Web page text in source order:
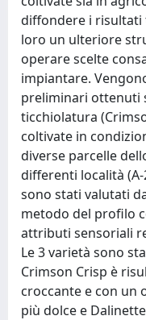
diffondere i
loro un ulteriore
operare scelte
impiantare.
preliminari ottenuti
ticchiolatura
coltivate in
diverse parcelle
differenti località
sono stati valutati
metodo del profilo
attributi sensoriali
Le 3 varietà sono
Crimson Crisp è
croccante e con un
più dolce e